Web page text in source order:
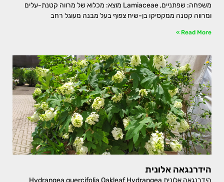
משפחה: שפתניים, Lamiaceae מוצא: מכלוא של מרווה קטנת-עלים
ומרווה קטנה ממקסיקו בן-שיח צפוף בעל מבנה מעוגל רחב
Read More »
הידרנגאה אלונית